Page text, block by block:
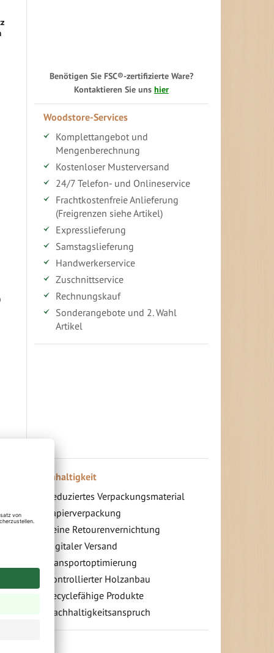
Benötigen Sie FSC®-zertifizierte Ware?
Kontaktieren Sie uns hier
Woodstore-Services
Komplettangebot und
Mengenberechnung
Kostenloser Musterversand
24/7 Telefon- und Onlineservice
Frachtkostenfreie Anlieferung
(Freigrenzen siehe Artikel)
Expresslieferung
Samstagslieferung
Handwerkerservice
Zuschnittservice
Rechnungskauf
Sonderangebote und 2. Wahl
Artikel
Nachhaltigkeit
Reduziertes Verpackungsmaterial
Papierverpackung
Keine Retourenvernichtung
Digitaler Versand
Transportoptimierung
Kontrollierter Holzanbau
Recyclefähige Produkte
Nachhaltigkeitsanspruch